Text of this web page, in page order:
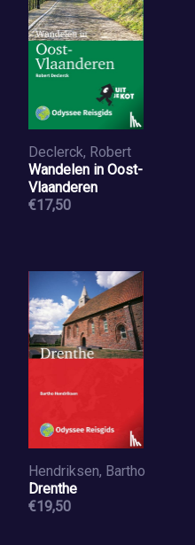
Declerck, Robert
Wandelen in Oost-
Vlaanderen
€17,50
Hendriksen, Bartho
Drenthe
€19,50